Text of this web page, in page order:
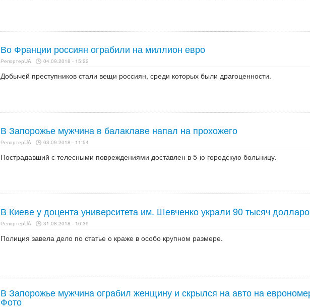
Во Франции россиян ограбили на миллион евро
РепортерUA 04.09.2018 - 15:22
Добычей преступников стали вещи россиян, среди которых были драгоценности.
В Запорожье мужчина в балаклаве напал на прохожего
РепортерUA 03.09.2018 - 11:54
Пострадавший с телесными повреждениями доставлен в 5-ю городскую больницу.
В Киеве у доцента университета им. Шевченко украли 90 тысяч
РепортерUA 31.08.2018 - 16:39
Полиция завела дело по статье о краже в особо крупном размере.
В Запорожье мужчина ограбил женщину и скрылся на авто на
Фото